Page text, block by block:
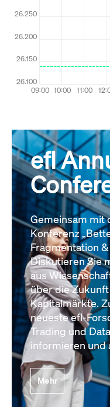
efl
Gemeinsam mit
Konferenz
Fragmentation
Diskutieren Sie
aus
über die
Kapitalmärkte.
neueste efl-
Trading und
informieren und
Mehr